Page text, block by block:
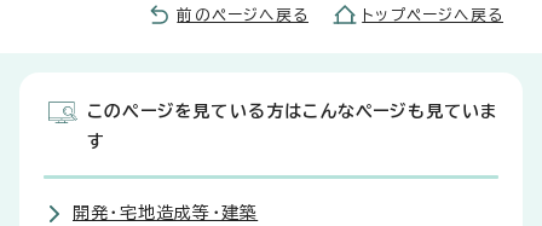
前のページへ戻る トップページへ戻る
このページを見ている方はこんなページも見ていま
す
開発・宅地造成等・建築